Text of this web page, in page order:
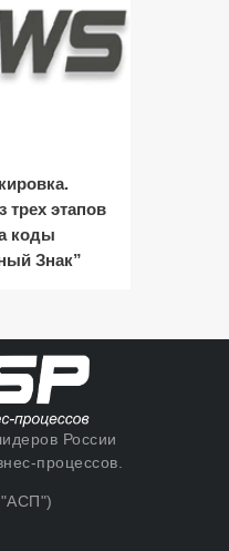
трех этапов
коды
Знак”
России
процессов.